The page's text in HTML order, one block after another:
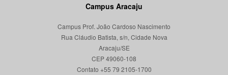
Campus Aracaju
Campus Prof. João Cardoso Nascimento
Rua Cláudio Batista, s/n, Cidade Nova
Aracaju/SE
CEP 49060-108